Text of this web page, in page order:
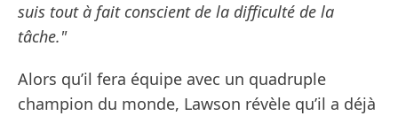
suis tout à fait conscient de la difficulté de la
tâche."
Alors qu’il fera équipe avec un quadruple
champion du monde, Lawson révèle qu’il a déjà